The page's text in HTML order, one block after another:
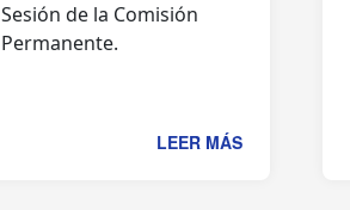
Sesión de la Comisión
Permanente.
LEER MÁS